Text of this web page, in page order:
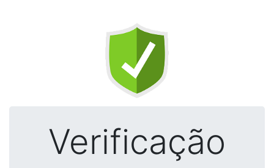
Verificação